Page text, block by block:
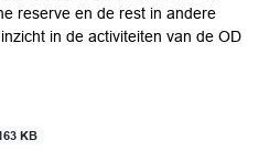
reserve en de rest in andere
in de activiteiten van de OD
KB